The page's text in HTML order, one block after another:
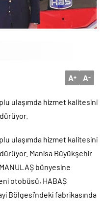
A+ A-
ulaşımda hizmet kalitesini
ulaşımda hizmet kalitesini
Manisa Büyükşehir
bünyesine
otobüsü, HABAŞ
Bölgesi’ndeki fabrikasında